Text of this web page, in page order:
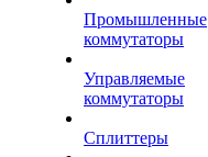
Промышленные
коммутаторы
Управляемые
коммутаторы
Сплиттеры